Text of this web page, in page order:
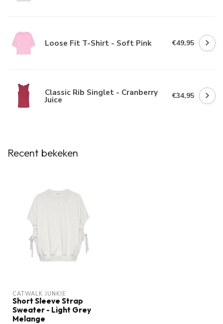
Loose Fit T-Shirt - Soft Pink €49,95
Classic Rib Singlet - Cranberry
Juice €34,95
Recent bekeken
CATWALK JUNKIE
Short Sleeve Strap
Sweater - Light Grey
Melange